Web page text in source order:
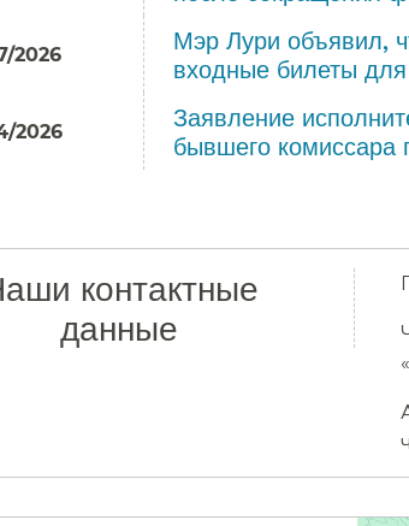
2026
Мэр Лури объявил,
входные билеты
2026
Заявление
бывшего
контактные
данные​​
«